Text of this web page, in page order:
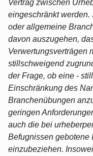
Vertrag zwischen
eingeschränkt
oder allgemeine
davon auszugehen,
Verwertungsverträgen
stillschweigend
der Frage, ob eine -
Einschränkung des
Branchenübungen
geringen
auch die bei
Befugnissen gebotene
einzubeziehen.